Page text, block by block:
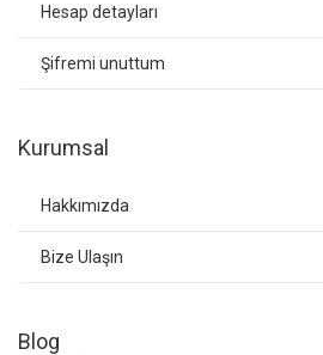
Hesap detayları
Şifremi unuttum
Kurumsal
Hakkımızda
Bize Ulaşın
Blog